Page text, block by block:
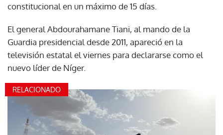
constitucional en un máximo de 15 días.
El general Abdourahamane Tiani, al mando de la
Guardia presidencial desde 2011, apareció en la
televisión estatal el viernes para declararse como el
nuevo líder de Níger.
RELACIONADO